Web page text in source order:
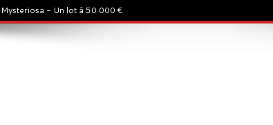
- Un lot à 50 000 €